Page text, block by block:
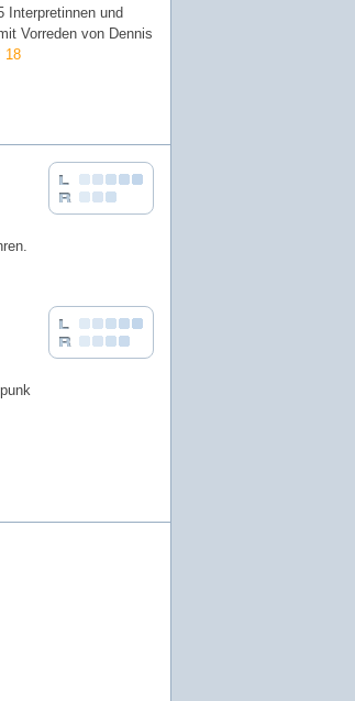
Interpretinnen und
Vorreden von Dennis
18